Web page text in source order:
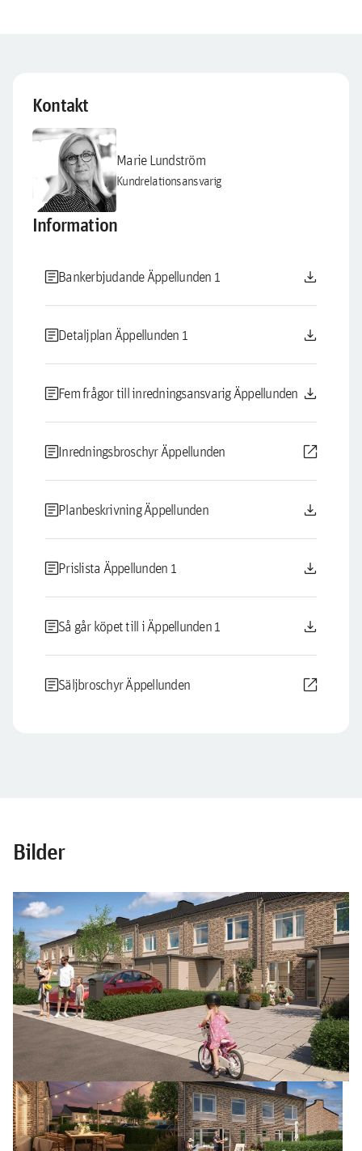
Kontakt
Marie Lundström
Kundrelationsansvarig
Information
articleBankerbjudande Äppellunden 1 download
articleDetaljplan Äppellunden 1 download
articleFem frågor till inredningsansvarig Äppellunden download
articleInredningsbroschyr Äppellunden open_in_new
articlePlanbeskrivning Äppellunden download
articlePrislista Äppellunden 1 download
articleSå går köpet till i Äppellunden 1 download
articleSäljbroschyr Äppellunden open_in_new
Bilder